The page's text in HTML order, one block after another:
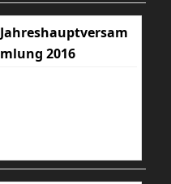
Jahreshauptversam
mlung 2016